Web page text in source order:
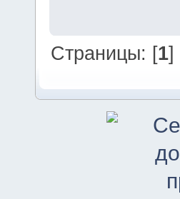
Страницы: [1]